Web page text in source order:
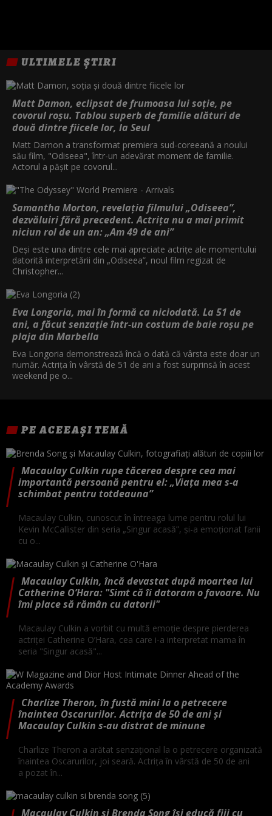
ULTIMELE ȘTIRI
Matt Damon, eclipsat de frumoasa lui soție, pe
covorul roșu. Tablou superb de familie alături de
două dintre fiicele lor, la Seul
Matt Damon a transformat premiera sud-coreeană a noului
său film, "Odiseea", într-un adevărat moment de familie.
Actorul a pășit pe covorul...
Samantha Morton, revelația filmului „Odiseea”,
dezvăluiri fără precedent. Actrița nu a mai primit
niciun rol de un an: „Am 49 de ani”
Deși este una dintre cele mai apreciate actrițe ale momentului
datorită interpretării din „Odiseea”, noul film regizat de
Christopher...
Eva Longoria, mai în formă ca niciodată. La 51 de
ani, a făcut senzație într-un costum de baie roșu pe
plaja din Marbella
Eva Longoria demonstrează încă o dată că vârsta este doar un
număr. Actrița în vârstă de 51 de ani a fost surprinsă în acest
weekend pe o...
PE ACEEAȘI TEMĂ
Macaulay Culkin rupe tăcerea despre cea mai
importantă persoană pentru el: „Viața mea s-a
schimbat pentru totdeauna”
Macaulay Culkin, cunoscut în întreaga lume pentru rolul lui
Kevin McCallister din seria „Singur acasă”, și-a emoționat fanii
cu o...
Macaulay Culkin, încă devastat după moartea lui
Catherine O’Hara: "Simt că îi datoram o favoare. Nu
îmi place să rămân cu datorii"
Macaulay Culkin a vorbit cu multă emoție despre pierderea
actriței Catherine O’Hara, cea care i-a interpretat mama în
seria "Singur acasă"...
Charlize Theron, în fustă mini la o petrecere
înaintea Oscarurilor. Actrița de 50 de ani și
Macaulay Culkin s-au distrat de minune
Charlize Theron a arătat senzațional la o petrecere organizată
înaintea Oscarurilor, joi seară. Actrița în vârstă de 50 de ani
a pozat în...
Macaulay Culkin și Brenda Song își educă fiii cu